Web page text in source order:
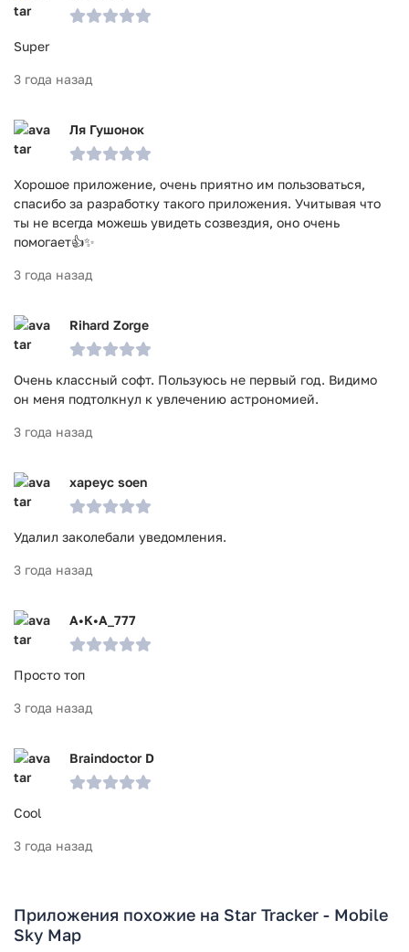
Super
3 года назад
Ля Гушонок
Хорошое приложение, очень приятно им пользоваться,
спасибо за разработку такого приложения. Учитывая что
ты не всегда можешь увидеть созвездия, оно очень
помогает👍✨
3 года назад
Rihard Zorge
Очень классный софт. Пользуюсь не первый год. Видимо
он меня подтолкнул к увлечению астрономией.
3 года назад
xapeyc soen
Удалил заколебали уведомления.
3 года назад
A•K•A_777
Просто топ
3 года назад
Braindoctor D
Cool
3 года назад
Приложения похожие на Star Tracker - Mobile
Sky Map